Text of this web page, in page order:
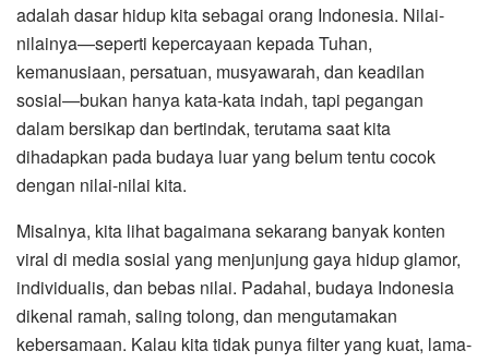
adalah dasar hidup kita sebagai orang Indonesia. Nilai-
nilainya—seperti kepercayaan kepada Tuhan,
kemanusiaan, persatuan, musyawarah, dan keadilan
sosial—bukan hanya kata-kata indah, tapi pegangan
dalam bersikap dan bertindak, terutama saat kita
dihadapkan pada budaya luar yang belum tentu cocok
dengan nilai-nilai kita.
Misalnya, kita lihat bagaimana sekarang banyak konten
viral di media sosial yang menjunjung gaya hidup glamor,
individualis, dan bebas nilai. Padahal, budaya Indonesia
dikenal ramah, saling tolong, dan mengutamakan
kebersamaan. Kalau kita tidak punya filter yang kuat, lama-